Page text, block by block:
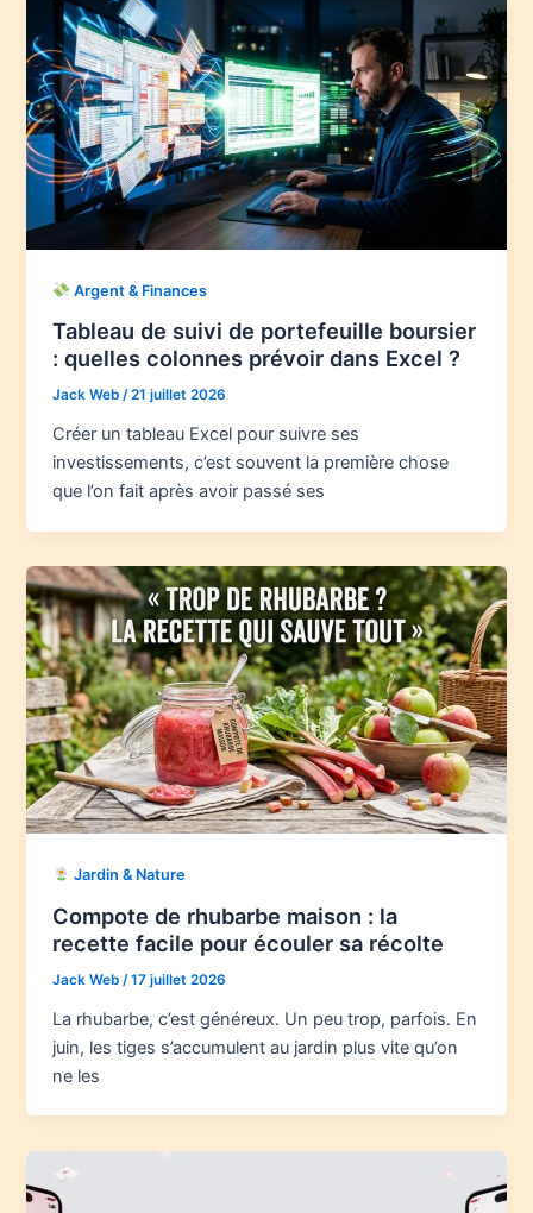
Argent & Finances
Tableau de suivi de portefeuille boursier
: quelles colonnes prévoir dans Excel ?
Jack Web/21 juillet 2026
Créer un tableau Excel pour suivre ses
investissements, c’est souvent la première chose
que l’on fait après avoir passé ses
Jardin & Nature
Compote de rhubarbe maison : la
recette facile pour écouler sa récolte
Jack Web /17 juillet 2026
La rhubarbe, c’est généreux. Un peu trop, parfois. En
juin, les tiges s’accumulent au jardin plus vite qu’on
ne les